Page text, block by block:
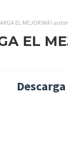
EL MEJOR WiFi
EL